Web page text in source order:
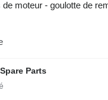
moteur - goulotte de
Parts